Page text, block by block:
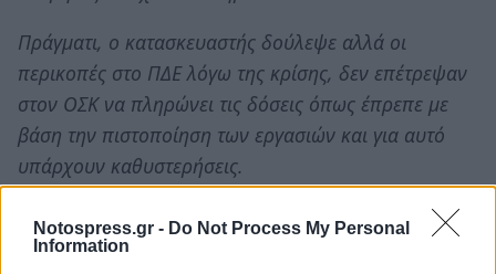
Notospress.gr - Do Not Process My Personal
Information
Πράγματι, ο κατασκευαστής δούλεψε αλλά οι
περικοπές στο ΠΔΕ λόγω της κρίσης, δεν επέτρεψαν
στον ΟΣΚ να πληρώνει τις δόσεις όπως έπρεπε με
βάση την πιστοποίηση των εργασιών και για αυτό
υπάρχουν καθυστερήσεις.
Μπορώ να σας πω ότι πολύ σύντομα, με το νέο ΠΔΕ
θα καλυφθούν οι απαιτήσεις του αναδόχου για να
ολοκληρωθεί και να παραδοθεί το σχολικό κτήριο,